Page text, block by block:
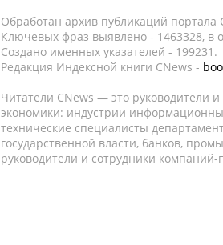
Обработан архив публикаций портала
Ключевых фраз выявлено - 1463328, в
Создано именных указателей - 199231.
Редакция Индексной книги CNews -
Читатели CNews — это руководители
экономики: индустрии
технические специалисты
государственной власти, банков,
руководители и сотрудники